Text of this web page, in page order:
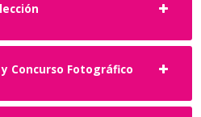
Concurso Fotográfico